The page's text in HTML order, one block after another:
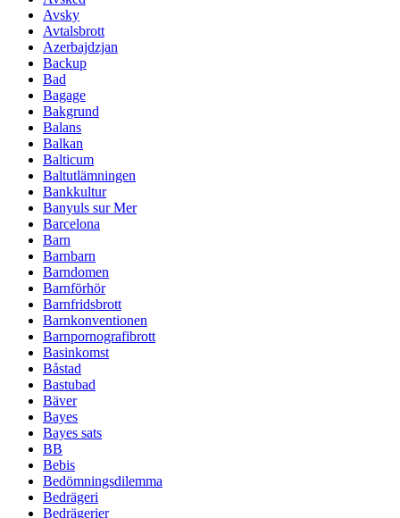
Avsky
Avtalsbrott
Azerbajdzjan
Backup
Bad
Bagage
Bakgrund
Balans
Balkan
Balticum
Baltutlämningen
Bankkultur
Banyuls sur Mer
Barcelona
Barn
Barnbarn
Barndomen
Barnförhör
Barnfridsbrott
Barnkonventionen
Barnpornografibrott
Basinkomst
Båstad
Bastubad
Bäver
Bayes
Bayes sats
BB
Bebis
Bedömningsdilemma
Bedrägeri
Bedrägerier